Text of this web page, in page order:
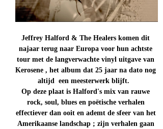
Jeffrey Halford & The Healers komen dit
najaar terug naar Europa voor hun achtste
tour met de langverwachte vinyl uitgave van
Kerosene , het album dat 25 jaar na dato nog
altijd  een meesterwerk blijft.
Op deze plaat is Halford's mix van rauwe
rock, soul, blues en poëtische verhalen
effectiever dan ooit en ademt de sfeer van het
Amerikaanse landschap ; zijn verhalen gaan